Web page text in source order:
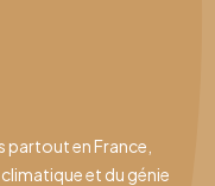
partout en France,
et du génie